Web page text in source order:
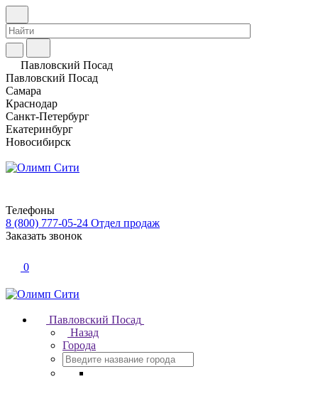
Павловский Посад
Павловский Посад
Самара
Краснодар
Санкт-Петербург
Екатеринбург
Новосибирск
Телефоны
8 (800) 777-05-24 Отдел продаж
Заказать звонок
0
Павловский Посад
Назад
Города